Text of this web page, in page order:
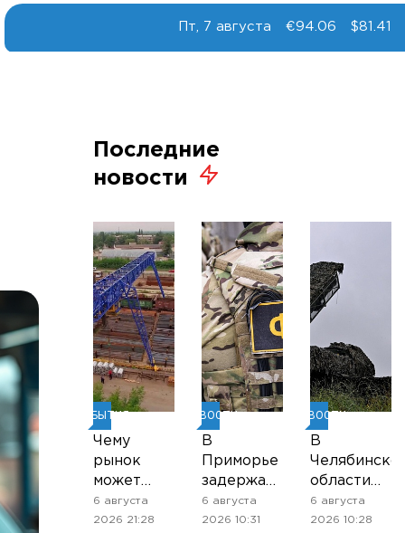
Пт, 7 августа €94.06 $81.41
Последние
новости
СОБЫТИЯ
Чему
рынок
может
научиться
у
6 августа
2026 21:28
НОВОСТИ
В
Приморье
задержали
подростков,
готовивших
6 августа
2026 10:31
НОВОСТИ
В
области
введён
режим
6 августа
2026 10:28